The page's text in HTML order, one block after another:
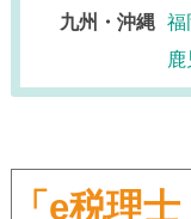
九州・沖縄 福
鹿
「e税理